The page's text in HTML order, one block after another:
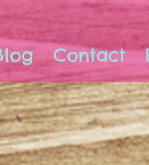
Contact